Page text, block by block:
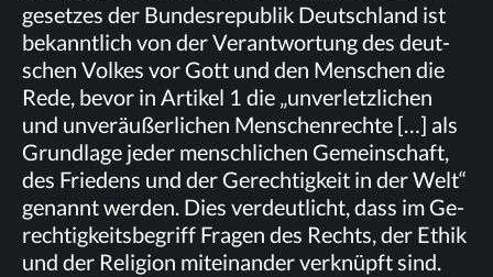
ge­set­zes der Bun­des­re­pu­blik Deutsch­land ist
be­kannt­lich von der Ver­ant­wor­tung des deut­
schen Vol­kes vor Gott und den Men­schen die
Rede, be­vor in Ar­ti­kel 1 die „un­ver­letz­li­chen
und un­ver­äu­ßer­li­chen Men­schen­rech­te […] als
Grund­la­ge je­der mensch­li­chen Ge­mein­schaft,
des Frie­dens und der Ge­rech­tig­keit in der Welt“
ge­nannt wer­den. Dies ver­deut­licht, dass im Ge­
rech­tig­keits­be­griff Fra­gen des Rechts, der Ethik
und der Re­li­gi­on mit­ein­an­der ver­knüpft sind.